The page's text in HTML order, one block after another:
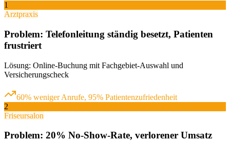
1
Arztpraxis
Problem: Telefonleitung ständig besetzt, Patienten
frustriert
Lösung: Online-Buchung mit Fachgebiet-Auswahl und
Versicherungscheck
60% weniger Anrufe, 95% Patientenzufriedenheit
2
Friseursalon
Problem: 20% No-Show-Rate, verlorener Umsatz